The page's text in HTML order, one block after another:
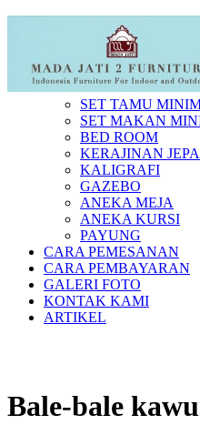
SET TAMU
SET MAKAN
BED ROOM
KERAJINAN
KALIGRAFI
GAZEBO
ANEKA MEJA
ANEKA KURSI
PAYUNG
CARA PEMESANAN
CARA PEMBAYARAN
GALERI FOTO
KONTAK KAMI
ARTIKEL
Bale-bale